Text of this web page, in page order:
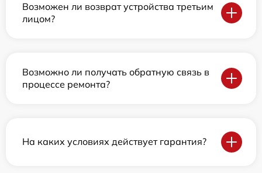
Возможен ли возврат устройства третьим
лицом?
Возможно ли получать обратную связь в
процессе ремонта?
На каких условиях действует гарантия?